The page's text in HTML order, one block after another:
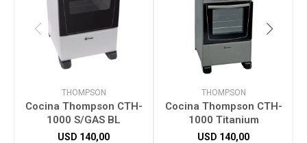
THOMPSON
Cocina Thompson CTH-
1000 S/GAS BL
USD 140,00
THOMPSON
Cocina Thompson CTH-
1000 Titanium
USD 140,00